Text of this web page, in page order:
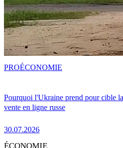
Pourquoi l'Ukraine prend pour cible
vente en ligne russe
30.07.2026
PROÉCONOMIE
ÉCONOMIE